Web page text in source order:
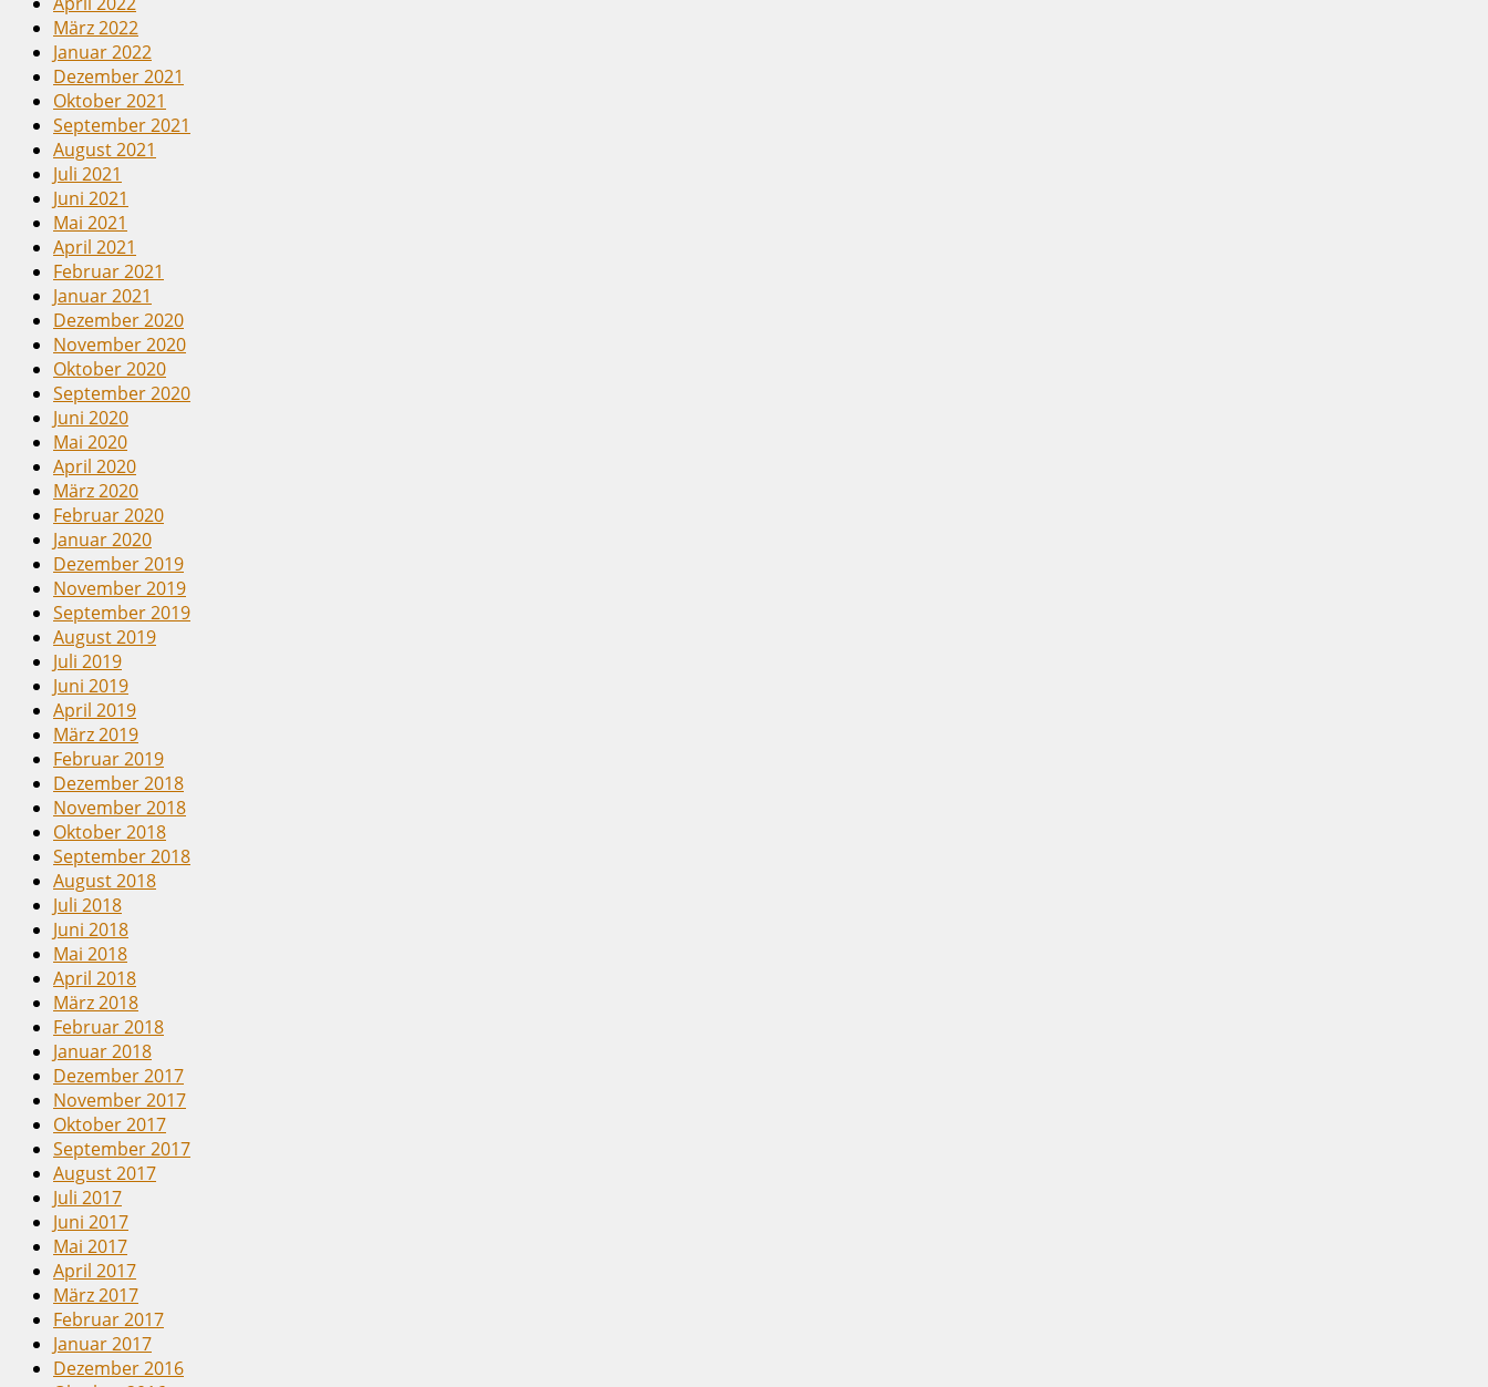
März 2022
Januar 2022
Dezember 2021
Oktober 2021
September 2021
August 2021
Juli 2021
Juni 2021
Mai 2021
April 2021
Februar 2021
Januar 2021
Dezember 2020
November 2020
Oktober 2020
September 2020
Juni 2020
Mai 2020
April 2020
März 2020
Februar 2020
Januar 2020
Dezember 2019
November 2019
September 2019
August 2019
Juli 2019
Juni 2019
April 2019
März 2019
Februar 2019
Dezember 2018
November 2018
Oktober 2018
September 2018
August 2018
Juli 2018
Juni 2018
Mai 2018
April 2018
März 2018
Februar 2018
Januar 2018
Dezember 2017
November 2017
Oktober 2017
September 2017
August 2017
Juli 2017
Juni 2017
Mai 2017
April 2017
März 2017
Februar 2017
Januar 2017
Dezember 2016